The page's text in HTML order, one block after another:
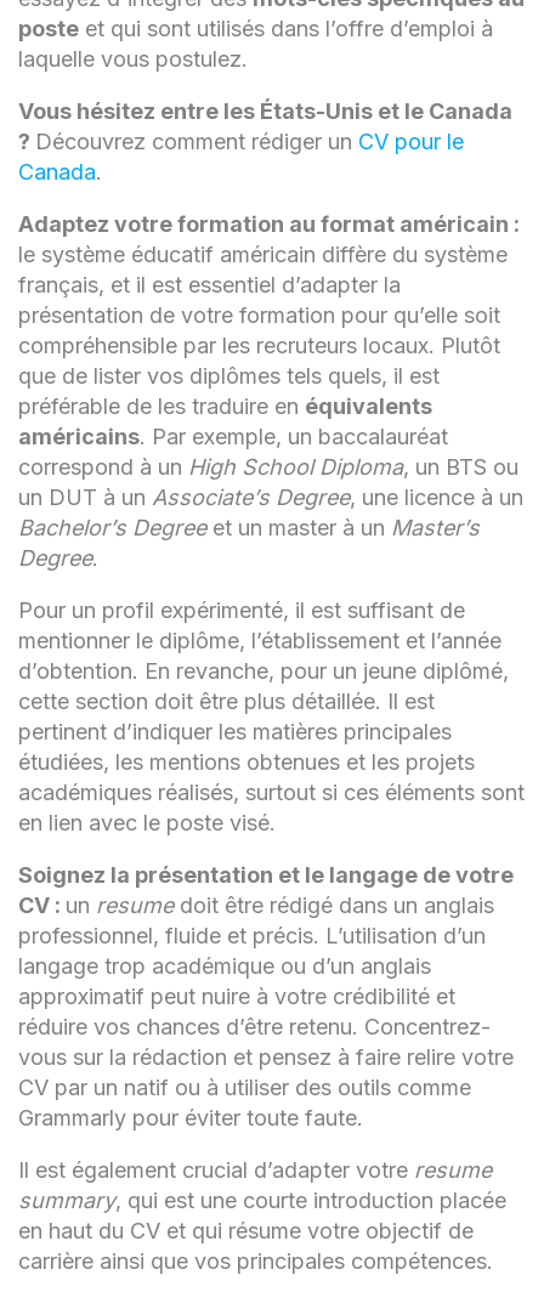
poste et qui sont utilisés dans l’offre d’emploi à
laquelle vous postulez.
Vous hésitez entre les États-Unis et le Canada
? Découvrez comment rédiger un CV pour le
Canada.
Adaptez votre formation au format américain :
le système éducatif américain diffère du système
français, et il est essentiel d’adapter la
présentation de votre formation pour qu’elle soit
compréhensible par les recruteurs locaux. Plutôt
que de lister vos diplômes tels quels, il est
préférable de les traduire en équivalents
américains. Par exemple, un baccalauréat
correspond à un High School Diploma, un BTS ou
un DUT à un Associate’s Degree, une licence à un
Bachelor’s Degreeet un master à un Master’s
Degree.
Pour un profil expérimenté, il est suffisant de
mentionner le diplôme, l’établissement et l’année
d’obtention. En revanche, pour un jeune diplômé,
cette section doit être plus détaillée. Il est
pertinent d’indiquer les matières principales
étudiées, les mentions obtenues et les projets
académiques réalisés, surtout si ces éléments sont
en lien avec le poste visé.
Soignez la présentation et le langage de votre
CV : un resumedoit être rédigé dans un anglais
professionnel, fluide et précis. L’utilisation d’un
langage trop académique ou d’un anglais
approximatif peut nuire à votre crédibilité et
réduire vos chances d’être retenu. Concentrez-
vous sur la rédaction et pensez à faire relire votre
CV par un natif ou à utiliser des outils comme
Grammarly pour éviter toute faute.
Il est également crucial d’adapter votre resume
summary, qui est une courte introduction placée
en haut du CV et qui résume votre objectif de
carrière ainsi que vos principales compétences.